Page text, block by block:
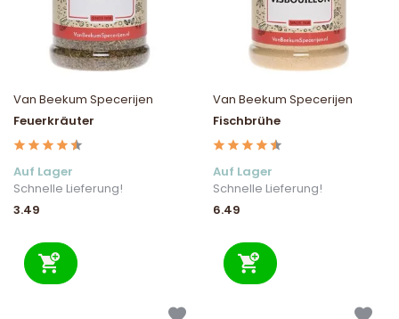
Van Beekum Specerijen
Feuerkräuter
Auf Lager
Schnelle Lieferung!
3.49
Van Beekum Specerijen
Fischbrühe
Auf Lager
Schnelle Lieferung!
6.49